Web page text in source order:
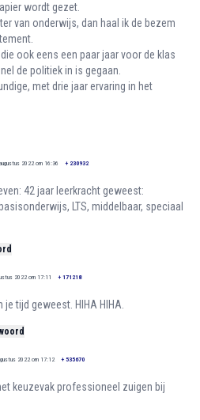
wordt gezet.
van onderwijs, dan haal ik de bezem
ook eens een paar jaar voor de klas
de politiek in is gegaan.
met drie jaar ervaring in het
2022 om 16:36 + 230932
42 jaar leerkracht geweest:
LTS, middelbaar, speciaal
2022 om 17:11 + 171218
je tijd geweest. HIHA HIHA.
2022 om 17:12 + 535670
keuzevak professioneel zuigen bij